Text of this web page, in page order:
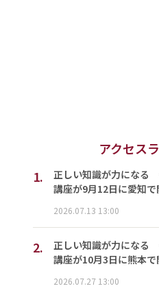
アクセス
1.
正しい知識が力になる
講座が9月12日に愛知で
2026.07.13 13:00
2.
正しい知識が力になる
講座が10月3日に熊本で
2026.07.27 13:00